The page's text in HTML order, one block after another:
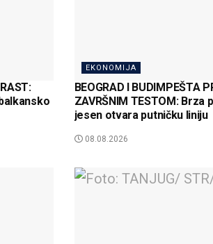
EKONOMIJA
BEOGRAD I BUDIMPEŠTA
ZAVRŠNIM TESTOM: Brza
jesen otvara putničku liniju
08.08.2026